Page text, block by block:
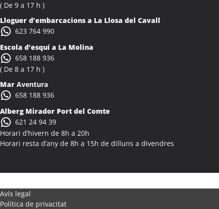
( De 9 a 17 h )
Lloguer d’embarcacions a La Llosa del Cavall
623 764 990
Escola d’esquí a La Molina
658 188 936
( De 8 a 17 h )
Mar Aventura
658 188 936
Alberg Mirador Port del Comte
621 24 94 39
Horari d’hivern de 8h a 20h
Horari resta d’any de 8h a 15h de dilluns a divendres
Avís legal
Política de privacitat